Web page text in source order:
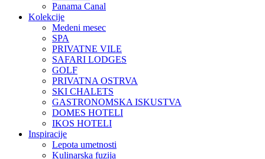
Panama Canal
Kolekcije
Medeni mesec
SPA
PRIVATNE VILE
SAFARI LODGES
GOLF
PRIVATNA OSTRVA
SKI CHALETS
GASTRONOMSKA ISKUSTVA
DOMES HOTELI
IKOS HOTELI
Inspiracije
Lepota umetnosti
Kulinarska fuzija